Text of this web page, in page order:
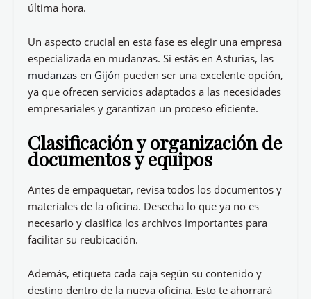
última hora.
Un aspecto crucial en esta fase es elegir una empresa
especializada en mudanzas. Si estás en Asturias, las
mudanzas en Gijón pueden ser una excelente opción,
ya que ofrecen servicios adaptados a las necesidades
empresariales y garantizan un proceso eficiente.
Clasificación y organización de
documentos y equipos
Antes de empaquetar, revisa todos los documentos y
materiales de la oficina. Desecha lo que ya no es
necesario y clasifica los archivos importantes para
facilitar su reubicación.
Además, etiqueta cada caja según su contenido y
destino dentro de la nueva oficina. Esto te ahorrará